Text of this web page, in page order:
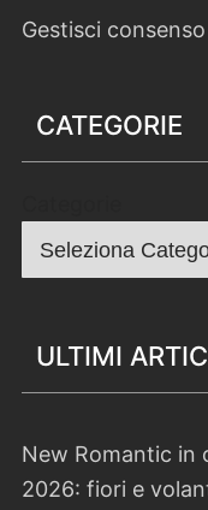
Gestisci
CATEGORIE
ULTIMI
New Romantic in
2026: fiori e